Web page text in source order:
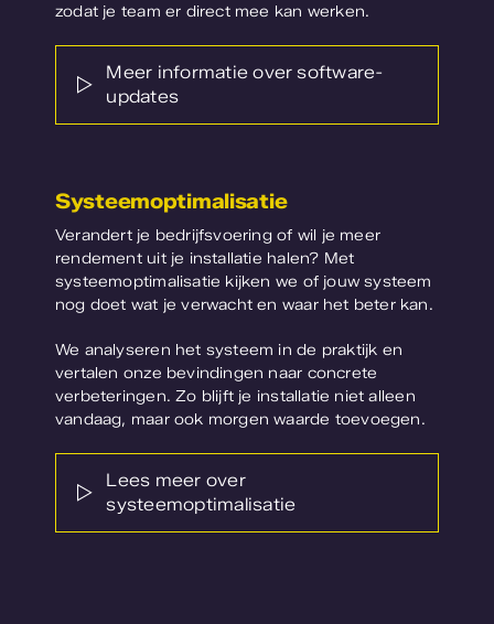
zodat je team er direct mee kan werken.
Meer informatie over software-
updates
Systeemoptimalisatie
Verandert je bedrijfsvoering of wil je meer
rendement uit je installatie halen? Met
systeemoptimalisatie kijken we of jouw systeem
nog doet wat je verwacht en waar het beter kan.
We analyseren het systeem in de praktijk en
vertalen onze bevindingen naar concrete
verbeteringen. Zo blijft je installatie niet alleen
vandaag, maar ook morgen waarde toevoegen.
Lees meer over
systeemoptimalisatie